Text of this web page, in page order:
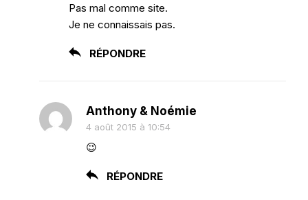
Pas mal comme site.
Je ne connaissais pas.
RÉPONDRE
Anthony & Noémie
4 août 2015 à 10:54
😉
RÉPONDRE